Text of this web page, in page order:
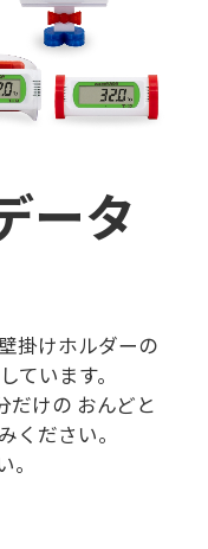
ータ
掛けホルダーの
ています。
だけの おんどと
ください。